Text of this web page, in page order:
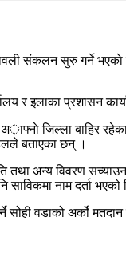
संकलन सुरु गर्ने
र इलाका प्रशासन
जिल्ला बाहिर रहेका
बताएका छन् ।
तथा अन्य विवरण
साविकमा नाम दर्ता
वडाको अर्को मतदान